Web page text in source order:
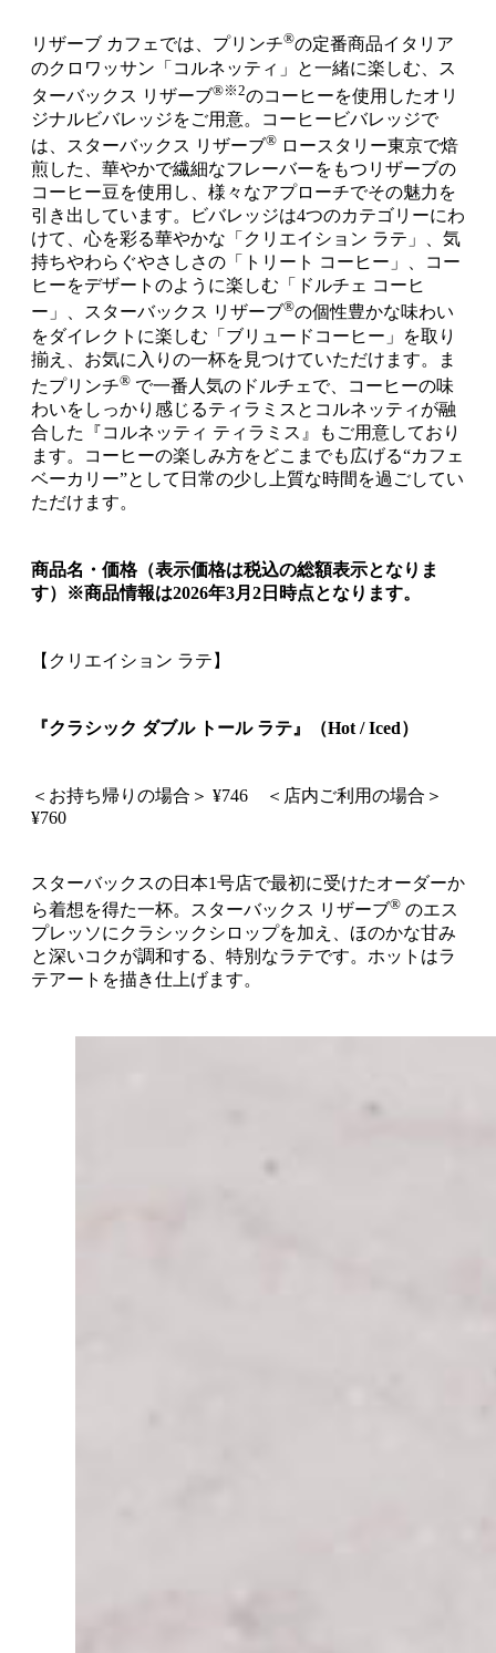
リザーブ カフェでは、プリンチ®の定番商品イタリア
のクロワッサン「コルネッティ」と一緒に楽しむ、ス
ターバックス リザーブ®※2のコーヒーを使用したオリ
ジナルビバレッジをご用意。コーヒービバレッジで
は、スターバックス リザーブ® ロースタリー東京で焙
煎した、華やかで繊細なフレーバーをもつリザーブの
コーヒー豆を使用し、様々なアプローチでその魅力を
引き出しています。ビバレッジは4つのカテゴリーにわ
けて、心を彩る華やかな「クリエイション ラテ」、気
持ちやわらぐやさしさの「トリート コーヒー」、コー
ヒーをデザートのように楽しむ「ドルチェ コーヒ
ー」、スターバックス リザーブ®の個性豊かな味わい
をダイレクトに楽しむ「ブリュードコーヒー」を取り
揃え、お気に入りの一杯を見つけていただけます。ま
たプリンチ® で一番人気のドルチェで、コーヒーの味
わいをしっかり感じるティラミスとコルネッティが融
合した『コルネッティ ティラミス』もご用意しており
ます。コーヒーの楽しみ方をどこまでも広げる“カフェ
ベーカリー”として日常の少し上質な時間を過ごしてい
ただけます。
商品名・価格（表示価格は税込の総額表示となりま
す）※商品情報は2026年3月2日時点となります。
【クリエイション ラテ】
『クラシック ダブル トール ラテ』（Hot / Iced）
＜お持ち帰りの場合＞ ¥746 ＜店内ご利用の場合＞
¥760
スターバックスの日本1号店で最初に受けたオーダーか
ら着想を得た一杯。スターバックス リザーブ® のエス
プレッソにクラシックシロップを加え、ほのかな甘み
と深いコクが調和する、特別なラテです。ホットはラ
テアートを描き仕上げます。